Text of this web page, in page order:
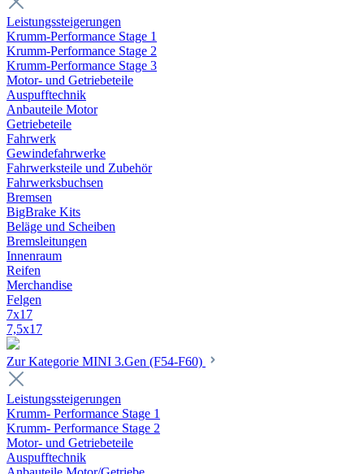
Leistungssteigerungen
Krumm-Performance Stage 1
Krumm-Performance Stage 2
Krumm-Performance Stage 3
Motor- und Getriebeteile
Auspufftechnik
Anbauteile Motor
Getriebeteile
Fahrwerk
Gewindefahrwerke
Fahrwerksteile und Zubehör
Fahrwerksbuchsen
Bremsen
BigBrake Kits
Beläge und Scheiben
Bremsleitungen
Innenraum
Reifen
Merchandise
Felgen
7x17
7,5x17
Zur Kategorie MINI 3.Gen (F54-F60)
Leistungssteigerungen
Krumm- Performance Stage 1
Krumm- Performance Stage 2
Motor- und Getriebeteile
Auspufftechnik